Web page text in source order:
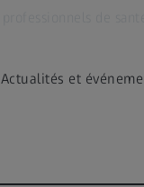
Actualités et